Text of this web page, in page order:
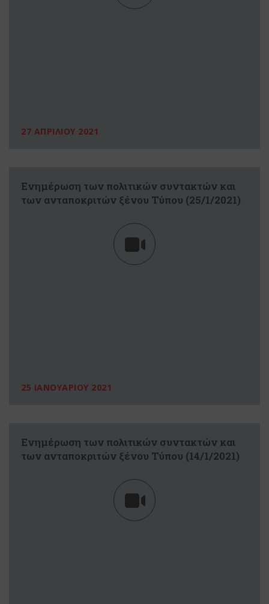
27 ΑΠΡΙΛΙΟΥ 2021
Eνημέρωση των πολιτικών συντακτών και
των ανταποκριτών ξένου Τύπου (25/1/2021)
25 ΙΑΝΟΥΑΡΙΟΥ 2021
Eνημέρωση των πολιτικών συντακτών και
των ανταποκριτών ξένου Τύπου (14/1/2021)